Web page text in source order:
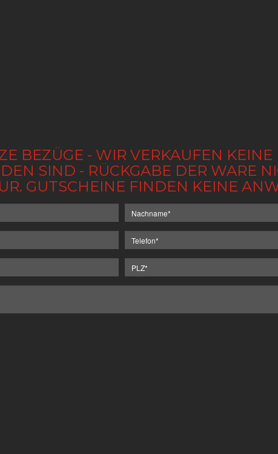
BEZÜGE - WIR VERKAUFEN KEINE
SIND - RÜCKGABE DER WARE
GUTSCHEINE FINDEN KEINE